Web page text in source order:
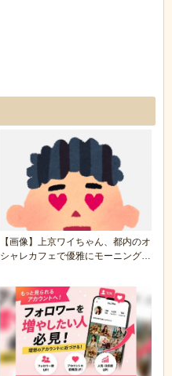
【画像】上京ワイちゃん、都内のオ
シャレカフェで優雅にモーニングを